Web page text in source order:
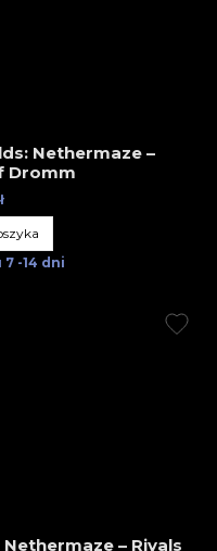
Nethermaze –
Dromm
7 -14 dni
– Rivals